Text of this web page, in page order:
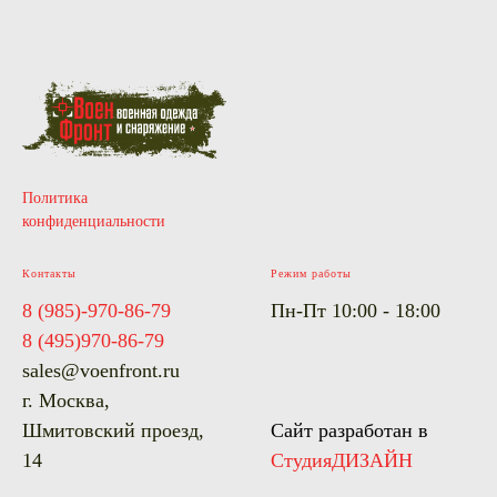
Политика
конфиденциальности
Контакты
8 (985)-970-86-79
8 (495)970-86-79
sales@voenfront.ru
г. Москва,
Шмитовский проезд,
14
Режим работы
Пн-Пт 10:00 - 18:00
Сайт разработан в
СтудияДИЗАЙН